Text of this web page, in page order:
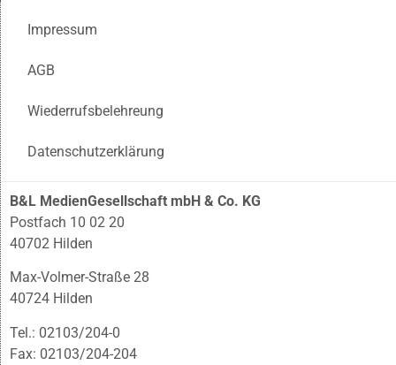
Impressum
AGB
Wiederrufsbelehreung
Datenschutzerklärung
B&L MedienGesellschaft mbH & Co. KG
Postfach 10 02 20
40702 Hilden
Max-Volmer-Straße 28
40724 Hilden
Tel.: 02103/204-0
Fax: 02103/204-204